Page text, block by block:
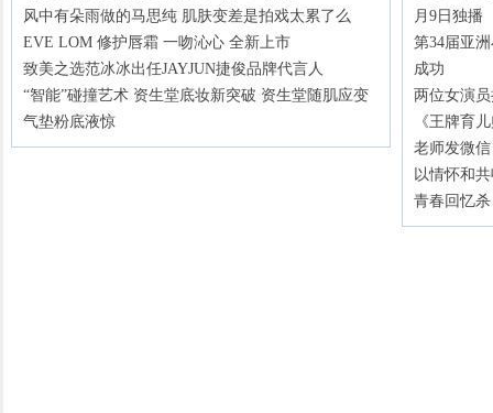
风中有朵雨做的马思纯 肌肤变差是拍戏太累了么
EVE LOM 修护唇霜 一吻沁心 全新上市
致美之选范冰冰出任JAYJUN捷俊品牌代言人
“智能”碰撞艺术 资生堂底妆新突破 资生堂随肌应变
气垫粉底液惊
月9日独播
第34届亚
成功
两位女演
《王牌育
老师发微
以情怀和
青春回忆杀